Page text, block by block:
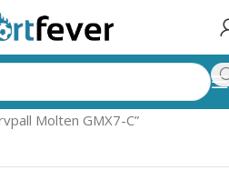
Molten GMX7-C”